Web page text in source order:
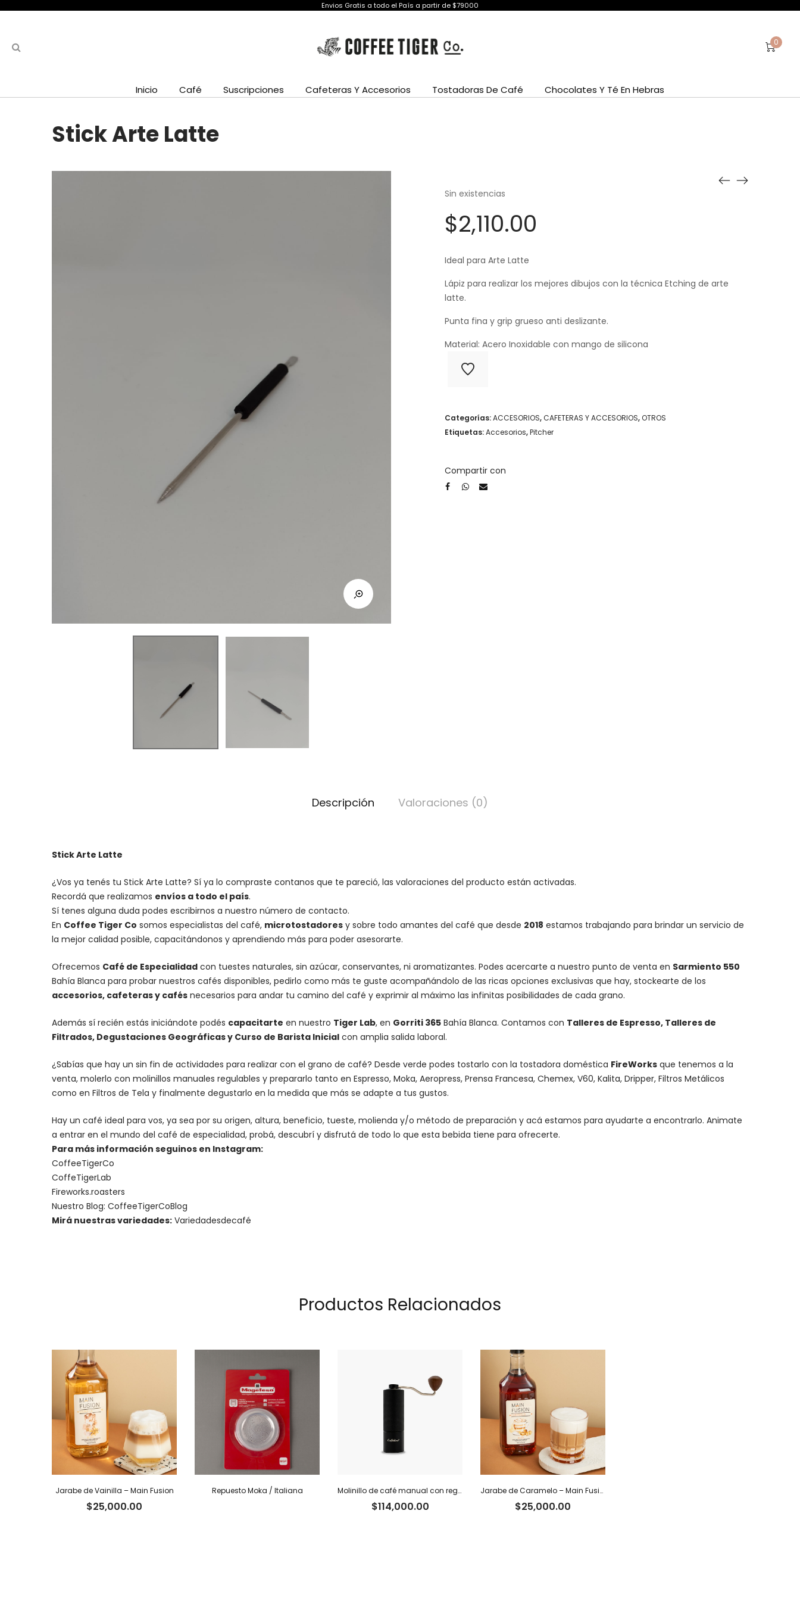
Envios Gratis a todo el País a partir de $79000
0
Inicio Café Suscripciones Cafeteras Y Accesorios Tostadoras De Café Chocolates Y Té En Hebras
Stick Arte Latte
Sin existencias
$2,110.00
Ideal para Arte Latte
Lápiz para realizar los mejores dibujos con la técnica Etching de arte
latte.
Punta fina y grip grueso anti deslizante.
Material: Acero Inoxidable con mango de silicona
Categorías:ACCESORIOS,CAFETERAS Y ACCESORIOS,OTROS
Etiquetas:Accesorios,Pitcher
Compartir con
Descripción Valoraciones (0)
Stick Arte Latte
¿Vos ya tenés tu Stick Arte Latte? Sí ya lo compraste contanos que te pareció, las valoraciones del producto están activadas.
Recordá que realizamos envíos a todo el país.
Sí tenes alguna duda podes escribirnos a nuestro número de contacto.
En Coffee Tiger Co somos especialistas del café, microtostadores y sobre todo amantes del café que desde 2018 estamos trabajando para brindar un servicio de
la mejor calidad posible, capacitándonos y aprendiendo más para poder asesorarte.
Ofrecemos Café de Especialidad con tuestes naturales, sin azúcar, conservantes, ni aromatizantes. Podes acercarte a nuestro punto de venta en Sarmiento 550
Bahía Blanca para probar nuestros cafés disponibles, pedirlo como más te guste acompañándolo de las ricas opciones exclusivas que hay, stockearte de los
accesorios, cafeteras y cafés necesarios para andar tu camino del café y exprimir al máximo las infinitas posibilidades de cada grano.
Además sí recién estás iniciándote podés capacitarte en nuestro Tiger Lab, en Gorriti 365 Bahía Blanca. Contamos con Talleres de Espresso, Talleres de
Filtrados, Degustaciones Geográficas y Curso de Barista Inicial con amplia salida laboral.
¿Sabías que hay un sin fin de actividades para realizar con el grano de café? Desde verde podes tostarlo con la tostadora doméstica FireWorks que tenemos a la
venta, molerlo con molinillos manuales regulables y prepararlo tanto en Espresso, Moka, Aeropress, Prensa Francesa, Chemex, V60, Kalita, Dripper, Filtros Metálicos
como en Filtros de Tela y finalmente degustarlo en la medida que más se adapte a tus gustos.
Hay un café ideal para vos, ya sea por su origen, altura, beneficio, tueste, molienda y/o método de preparación y acá estamos para ayudarte a encontrarlo. Animate
a entrar en el mundo del café de especialidad, probá, descubrí y disfrutá de todo lo que esta bebida tiene para ofrecerte.
Para más información seguinos en Instagram:
CoffeeTigerCo
CoffeTigerLab
Fireworks.roasters
Nuestro Blog: CoffeeTigerCoBlog
Mirá nuestras variedades: Variedadesdecafé
Productos Relacionados
Jarabe de Vainilla – Main Fusion
$25,000.00
Repuesto Moka / Italiana Molinillo de café manual con regulador interno Caffettino
$114,000.00
Jarabe de Caramelo – Main Fusion
$25,000.00